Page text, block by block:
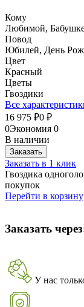
Кому
Любимой,
Повод
Юбилей, День
Цвет
Красный
Цветы
Гвоздики
Все
16 975 ₽0 ₽
0Экономия 0
В наличии
Заказать
Заказать в 1 клик
Гвоздика
покупок
Перейти в корзину
Заказать
У нас